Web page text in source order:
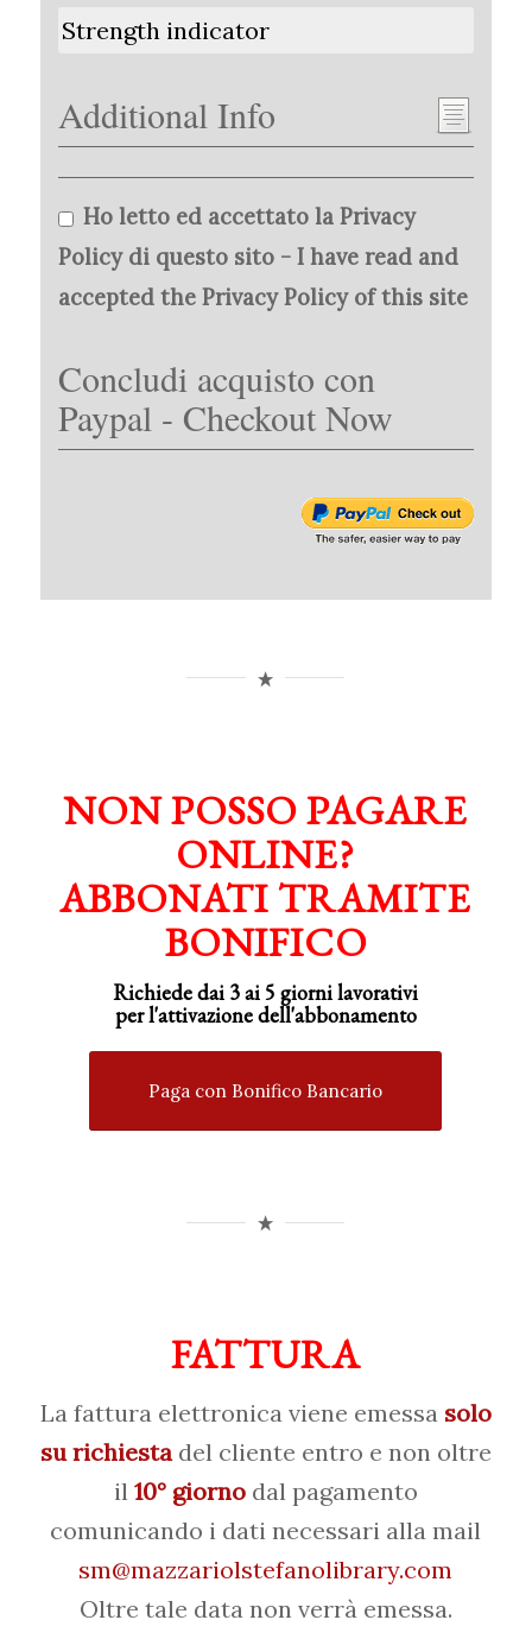
Strength indicator
Additional Info
Ho letto ed accettato la Privacy
Policy di questo sito - I have read and
accepted the Privacy Policy of this site
Concludi acquisto con
Paypal - Checkout Now
NON POSSO PAGARE
ONLINE?
ABBONATI TRAMITE
BONIFICO
Richiede dai 3 ai 5 giorni lavorativi
perl'attivazionedell'abbonamento
Paga con Bonifico Bancario
FATTURA
La fattura elettronica viene emessasolo
su richiestadel cliente entro e non oltre
il 10° giornodal pagamento
comunicando i dati necessari alla mail
sm@mazzariolstefanolibrary.com
Oltre tale data non verrà emessa.